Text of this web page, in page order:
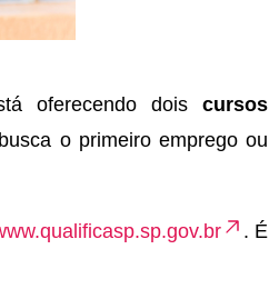
oferecendo doiscursos
o primeiro emprego ou
. É